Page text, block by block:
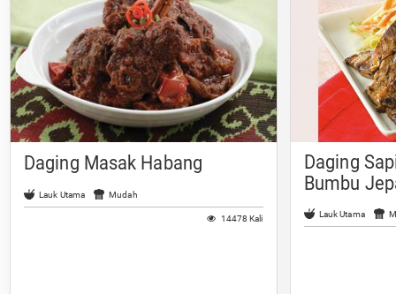
Daging Masak Habang
Lauk Utama Mudah
14478 Kali
Daging
Bumbu
Lauk Utama